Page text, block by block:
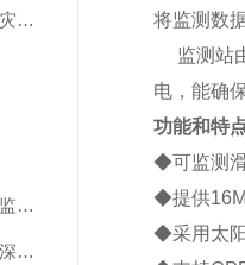
罐区线光纤光栅感温火灾探测系统
地热井分布式光纤测温监测系统
0-3000米深井测温仪／深水测温仪
将监测数
监测站
电，能确
功能和特
◆可监测
◆提供
◆采用太